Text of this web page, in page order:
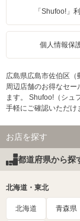
「Shufoo!」
個人情報保
広島県広島市佐伯区
周辺店舗のお得なセー
ます。 Shufoo!（シュ
手軽にご確認いただけ
お店を探す
都道府県から探
北海道・東北
北海道 青森県